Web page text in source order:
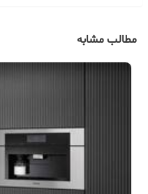
مطالب مشابه